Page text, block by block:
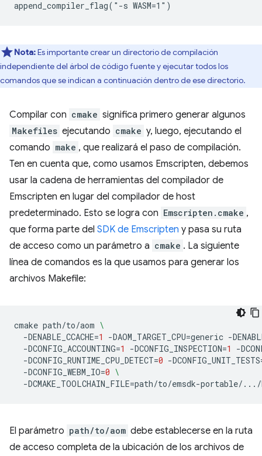
Nota:Es importante crear un directorio de compilación
independiente del árbol de código fuente y ejecutar todos los
comandos que se indican a continuación dentro de ese directorio.
Compilar con cmake significa primero generar algunos
Makefiles ejecutando cmake y, luego, ejecutando el
comando make , que realizará el paso de compilación.
Ten en cuenta que, como usamos Emscripten, debemos
usar la cadena de herramientas del compilador de
Emscripten en lugar del compilador de host
predeterminado. Esto se logra con Emscripten.cmake ,
que forma parte del SDK de Emscripten y pasa su ruta
de acceso como un parámetro a cmake . La siguiente
línea de comandos es la que usamos para generar los
archivos Makefile:
cmake path/to/aom \
-DENABLE_CCACHE=1 -DAOM_TARGET_CPU=generic -
-DCONFIG_ACCOUNTING=1 -DCONFIG_INSPECTION=1
-
-DCONFIG_RUNTIME_CPU_DETECT=0 -DCONFIG_UNIT_TESTS
-DCONFIG_WEBM_IO=0 \
-DCMAKE_TOOLCHAIN_FILE=
El parámetro path/to/aom debe establecerse en la ruta
de acceso completa de la ubicación de los archivos de